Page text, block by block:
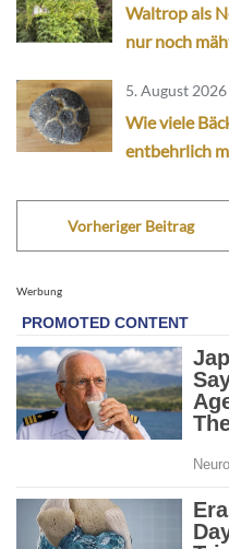
Waltrop als
nur noch
5. August
Wie viele
entbehrlich
Vorheriger Beitrag
Werbung